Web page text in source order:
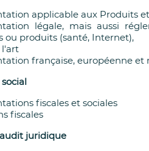
applicable aux Produits
légale, mais aussi
ou produits (santé, Internet),
l'art
française, européenne et
social
fiscales et sociales
fiscales
juridique